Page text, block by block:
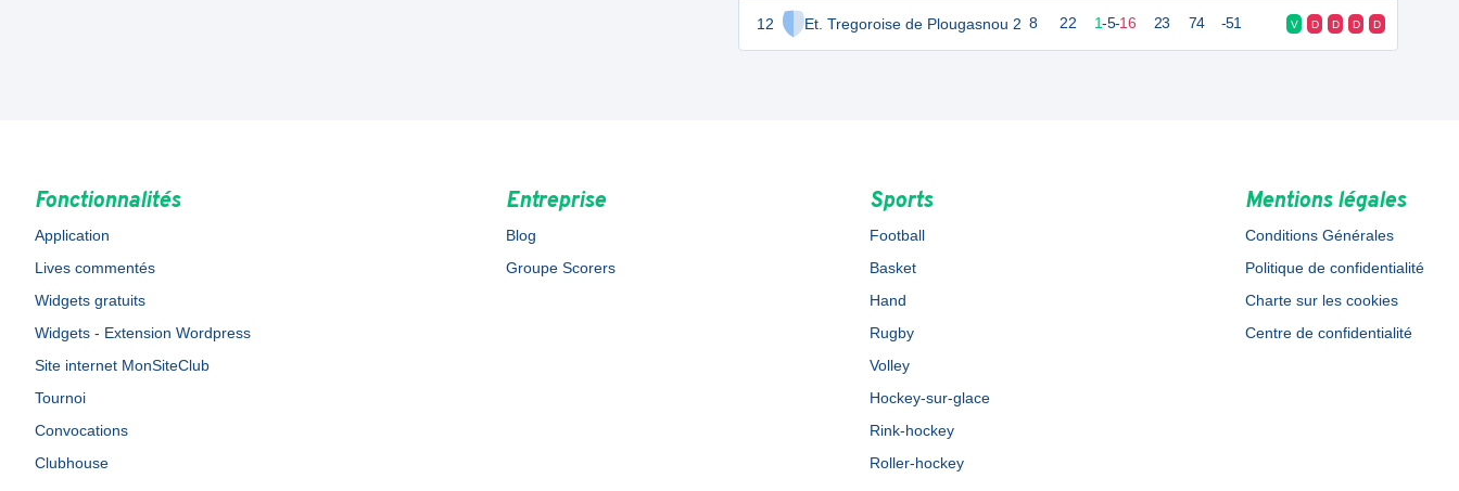
12 Et. Tregoroise de Plougasnou 2 8 22 1-5-16 23 74 -51 V D D D D
Fonctionnalités
Application
Lives commentés
Widgets gratuits
Widgets - Extension Wordpress
Site internet MonSiteClub
Tournoi
Convocations
Clubhouse
Entreprise
Blog
Groupe Scorers
Sports
Football
Basket
Hand
Rugby
Volley
Hockey-sur-glace
Rink-hockey
Roller-hockey
Mentions légales
Conditions Générales
Politique de confidentialité
Charte sur les cookies
Centre de confidentialité